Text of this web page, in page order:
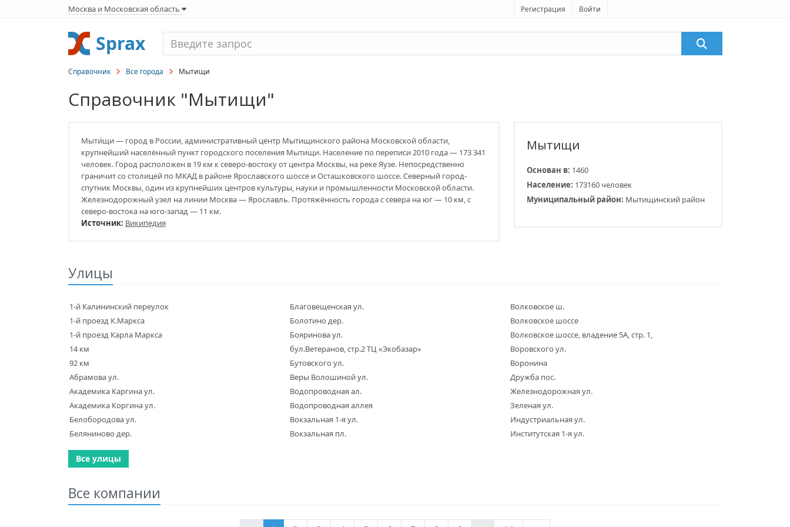
Москва и Московская область Регистрация Войти
Sprax
Справочник Все города Мытищи
Справочник "Мытищи"
Мыти́щи — город в России, административный центр Мытищинского района Московской области,
крупнейший населённый пункт городского поселения Мытищи. Население по переписи 2010 года — 173 341
человек. Город расположен в 19 км к северо-востоку от центра Москвы, на реке Яузе. Непосредственно
граничит со столицей по МКАД в районе Ярославского шоссе и Осташковского шоссе. Северный город-
спутник Москвы, один из крупнейших центров культуры, науки и промышленности Московской области.
Железнодорожный узел на линии Москва — Ярославль. Протяжённость города с севера на юг — 10 км, с
северо-востока на юго-запад — 11 км.
Источник: Википедия
Мытищи
Основан в: 1460
Население: 173160 человек
Муниципальный район: Мытищинский район
Улицы
1-й Калининский переулок
1-й проезд К.Маркса
1-й проезд Карла Маркса
14 км
92 км
Абрамова ул.
Академика Каргина ул.
Академика Коргина ул.
Белобородова ул.
Беляниново дер.
Благовещенская ул.
Болотино дер.
Бояринова ул.
бул.Ветеранов, стр.2 ТЦ «Экобазар»
Бутовского ул.
Веры Волошиной ул.
Водопроводная ал.
Водопроводная аллея
Вокзальная 1-я ул.
Вокзальная пл.
Волковское ш.
Волковское шоссе
Волковское шоссе, владение 5А, стр. 1,
Воровского ул.
Воронина
Дружба пос.
Железнодорожная ул.
Зеленая ул.
Индустриальная ул.
Институтская 1-я ул.
Все улицы
Все компании